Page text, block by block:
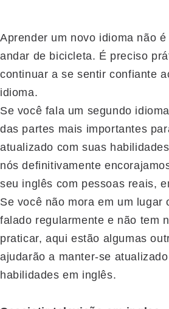
Aprender um novo idioma não
andar de bicicleta. É preciso
continuar a se sentir confiante
idioma.
Se você fala um segundo
das partes mais importantes
atualizado com suas
nós definitivamente
seu inglês com pessoas reais,
Se você não mora em um lugar
falado regularmente e não tem
praticar, aqui estão algumas
ajudarão a manter-se
habilidades em inglês.